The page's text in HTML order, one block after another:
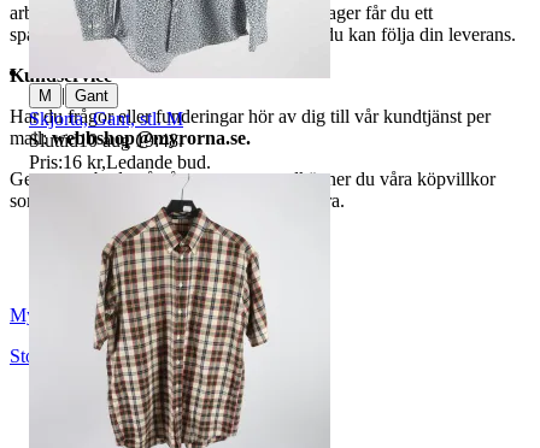
arbetsdagar. När din vara har lämnat vårt lager får du ett
spårningsnummer av DSV inom kort där du kan följa din leverans.
Kundservice
Har du frågor eller funderingar hör av dig till vår kundtjänst per
mail:webbshop@myrorna.se.
Genom att buda på våra annonser godkänner du våra köpvillkor
som du hittar på vår infosida här på Tradera.
Myrorna
Stockholm
, Sverige
M | Gant
Skjorta, Gant, stl. M
Sluttid10 aug 19:48.
Pris:16 kr,Ledande bud.